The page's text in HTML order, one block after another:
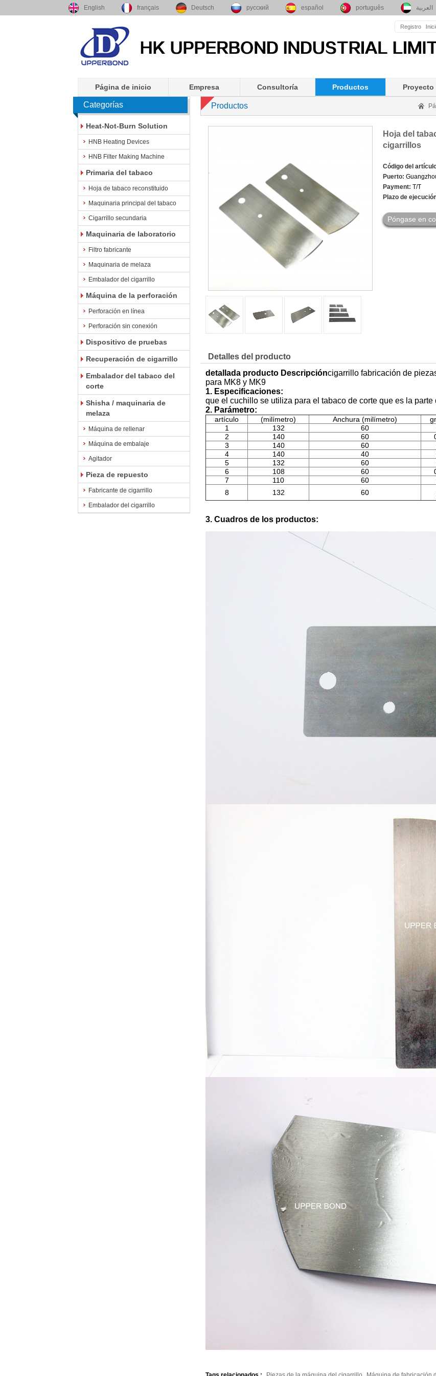
English français Deutsch русский español português العربية
Registro
Página de inicio Empresa Consultoría Productos Proyecto
Categorías
Heat-Not-Burn Solution
HNB Heating Devices
HNB Filter Making Machine
Primaria del tabaco
Hoja de tabaco reconstituido
Maquinaria principal del tabaco
Cigarrillo secundaria
Maquinaria de laboratorio
Filtro fabricante
Maquinaria de melaza
Embalador del cigarrillo
Máquina de la perforación
Perforación en línea
Perforación sin conexión
Dispositivo de pruebas
Recuperación de cigarrillo
Embalador del tabaco del
corte
Shisha / maquinaria de
melaza
Máquina de rellenar
Máquina de embalaje
Agitador
Pieza de repuesto
Fabricante de cigarrillo
Embalador del cigarrillo
Productos
Hoja del
cigarrillos
Código del
Puerto:
Payment: T/T
Plazo de
Póngase en
Detalles del producto
detallada producto Descripcióncigarrillo fabricación de
para MK8 y MK9
1. Especificaciones:
que el cuchillo se utiliza para el tabaco de corte que es la
2. Parámetro:
artículo (milímetro) Anchura (milímetro)
1
132 60
2
140 60
3
140 60
4
140 40
5
132 60
6
108 60
7
110 60
8
132 60
3. Cuadros de los productos: